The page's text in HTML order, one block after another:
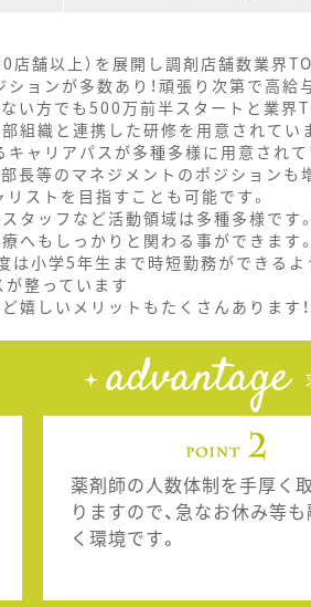
舗以上）を展開し調剤店舗数業界
ョンが多数あり！頑張り次第で高給
い方でも500万前半スタートと業界
組織と連携した研修を用意されてい
ャリアパスが多種多様に用意されて
長等のマネジメントのポジションも
ストを目指すことも可能です。
タッフなど活動領域は多種多様です。
へもしっかりと関わる事ができます。
小学5年生まで時短勤務ができるよ
整っています
嬉しいメリットもたくさんあります！
advantage
薬剤師の人数体制を手厚く
りますので、急なお休み等
く環境です。